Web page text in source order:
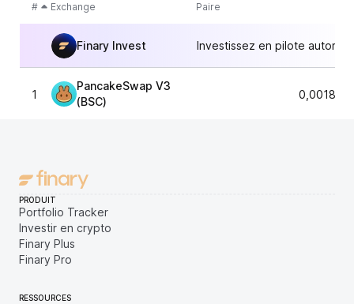
# Exchange Paire
Finary Invest Investissez en pilote
1
PancakeSwap V3
(BSC)
PRODUIT
Portfolio Tracker
Investir en crypto
Finary Plus
Finary Pro
RESSOURCES